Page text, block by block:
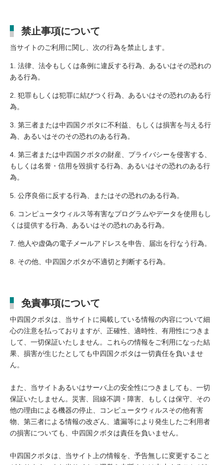
禁止事項について
当サイトのご利用に関し、次の行為を禁止します。
法律、法令もしくは条例に違反する行為、あるいはその恐れの
ある行為。
犯罪もしくは犯罪に結びつく行為、あるいはその恐れのある行
為。
第三者または中四国クボタに不利益、もしくは損害を与える行
為、あるいはそのその恐れのある行為。
第三者または中四国クボタの財産、プライバシーを侵害する、
もしくは名誉・信用を毀損する行為、あるいはその恐れのある行
為。
公序良俗に反する行為、またはその恐れのある行為。
コンピュータウィルス等有害なプログラムやデータを使用もし
くは提供する行為、あるいはその恐れのある行為。
他人や虚偽の電子メールアドレスを申告、届出を行なう行為。
その他、中四国クボタが不適切と判断する行為。
免責事項について
中四国クボタは、当サイトに掲載している情報の内容について細
心の注意を払っておりますが、正確性、適時性、有用性につきま
して、一切保証いたしません。これらの情報をご利用になった結
果、損害が生じたとしても中四国クボタは一切責任を負いませ
ん。
また、当サイトあるいはサーバ上の安全性につきましても、一切
保証いたしません。災害、回線不調・障害、もしくは保守、その
他の理由による機器の停止、コンピュータウィルスその他有害
物、第三者による情報の改ざん、遺漏等により発生したご利用者
の損害についても、中四国クボタは責任を負いません。
中四国クボタは、当サイト上の情報を、予告無しに変更すること